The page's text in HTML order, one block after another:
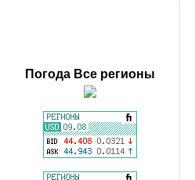
Погода Все регионы